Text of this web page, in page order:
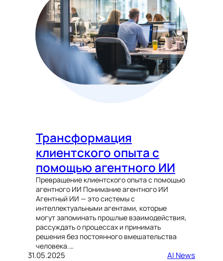
Трансформация
клиентского опыта с
помощью агентного ИИ
Превращение клиентского опыта с помощью
агентного ИИ Понимание агентного ИИ
Агентный ИИ — это системы с
интеллектуальными агентами, которые
могут запоминать прошлые взаимодействия,
рассуждать о процессах и принимать
решения без постоянного вмешательства
человека.…
31.05.2025 AI News